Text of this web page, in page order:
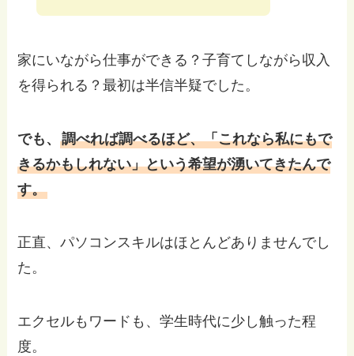
家にいながら仕事ができる？子育てしながら収入
を得られる？最初は半信半疑でした。
でも、調べれば調べるほど、「これなら私にもで
きるかもしれない」という希望が湧いてきたんで
す。
正直、パソコンスキルはほとんどありませんでし
た。
エクセルもワードも、学生時代に少し触った程
度。